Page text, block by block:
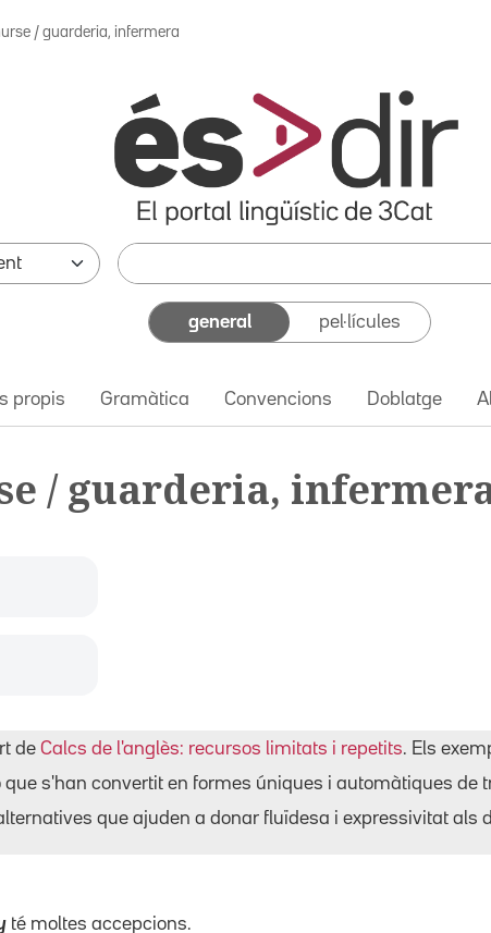
/ guarderia, infermera
general pel·lícules
propis Gramàtica Convencions Doblatge
/ guarderia,
de Calcs de l'anglès: recursos limitats i repetits. Els
s'han convertit en formes úniques i automàtiques de
que ajuden a donar fluïdesa i expressivitat als
té moltes accepcions.